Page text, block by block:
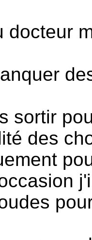
docteur
sortir
des